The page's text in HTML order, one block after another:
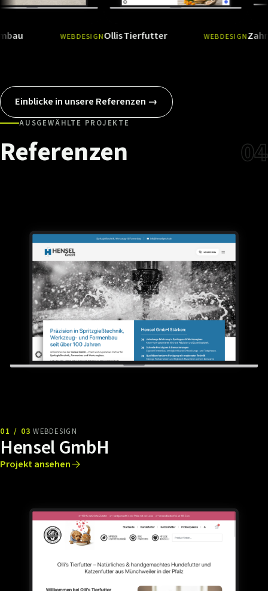
WEBDESIGN Ansehen→
Ollis Tierfutter WEBDESIGN Ansehen
Zahnarzt
Einblicke in unsere Referenzen →
AUSGEWÄHLTE PROJEKTE
Referenzen 04
01 / 03 WEBDESIGN
Hensel GmbH
Projekt ansehen